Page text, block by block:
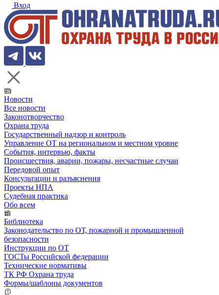
Вход
Новости
Все новости
Законотворчество
Охрана труда
Государственный надзор и контроль
Управление ОТ на региональном и местном уровне
События, интервью, факты
Происшествия, аварии, пожары, несчастные случаи
Передовой опыт
Консультации и разъяснения
Проекты НПА
Судебная практика
Обо всем
Библиотека
Законодательство по ОТ, пожарной и промышленной
безопасности
Инструкции по ОТ
ГОСТы Российской федерации
Технические нормативы
ТК РФ Охрана труда
Формы/шаблоны документов